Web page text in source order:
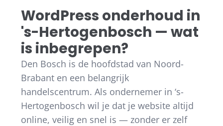
WordPress onderhoud in
's-Hertogenbosch — wat
is inbegrepen?
Den Bosch is de hoofdstad van Noord-
Brabant en een belangrijk
handelscentrum. Als ondernemer in ‘s-
Hertogenbosch wil je dat je website altijd
online, veilig en snel is — zonder er zelf